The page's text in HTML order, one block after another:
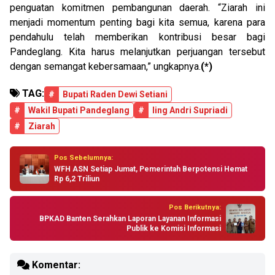
penguatan komitmen pembangunan daerah. “Ziarah ini
menjadi momentum penting bagi kita semua, karena para
pendahulu telah memberikan kontribusi besar bagi
Pandeglang. Kita harus melanjutkan perjuangan tersebut
dengan semangat kebersamaan,” ungkapnya.(*)
TAG: #
Bupati Raden Dewi Setiani
#
Wakil Bupati Pandeglang #
Iing Andri Supriadi
#
Ziarah
Pos Sebelumnya:
WFH ASN Setiap Jumat, Pemerintah Berpotensi Hemat
Rp 6,2 Triliun
Pos Berikutnya:
BPKAD Banten Serahkan Laporan Layanan Informasi
Publik ke Komisi Informasi
Komentar: